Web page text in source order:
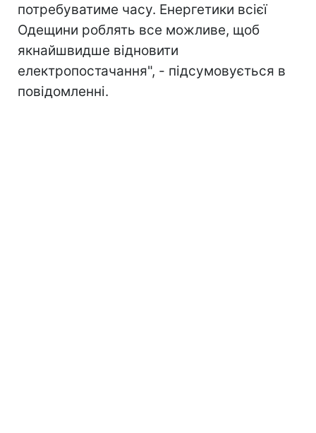
потребуватиме часу. Енергетики всієї
Одещини роблять все можливе, щоб
якнайшвидше відновити
електропостачання", - підсумовується в
повідомленні.